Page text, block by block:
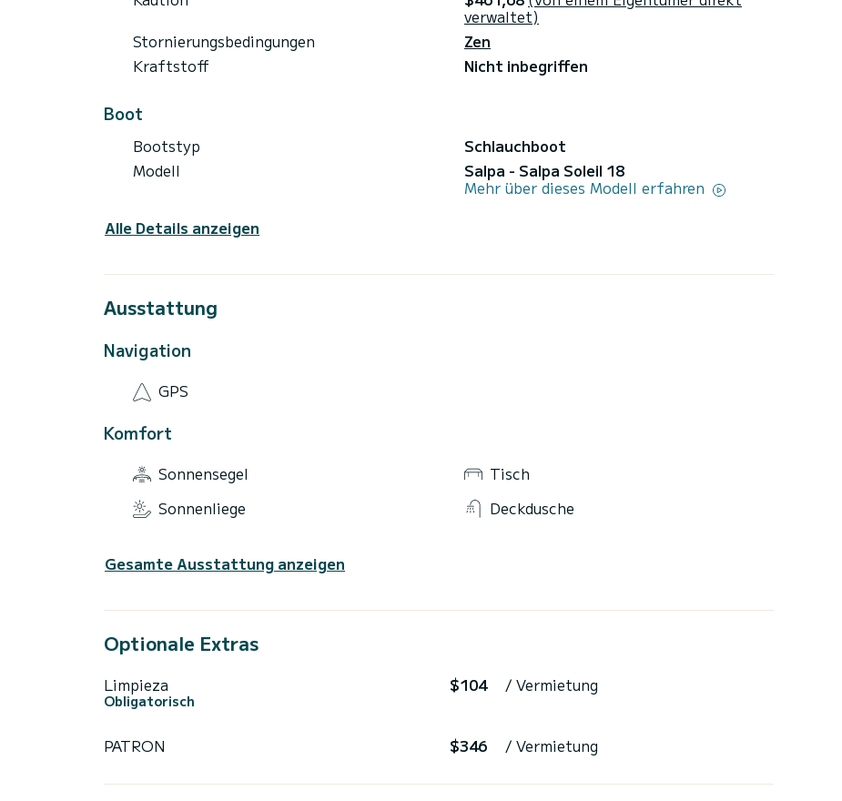
verwaltet)
Stornierungsbedingungen
Zen
Kraftstoff
Nicht inbegriffen
Boot
Bootstyp
Schlauchboot
Modell
Salpa - Salpa Soleil 18
Mehr über dieses Modell erfahren
Alle Details anzeigen
Ausstattung
Navigation
GPS
Komfort
Sonnensegel
Tisch
Sonnenliege
Deckdusche
Gesamte Ausstattung anzeigen
Optionale Extras
Limpieza
Obligatorisch
$104 / Vermietung
PATRON $346 / Vermietung